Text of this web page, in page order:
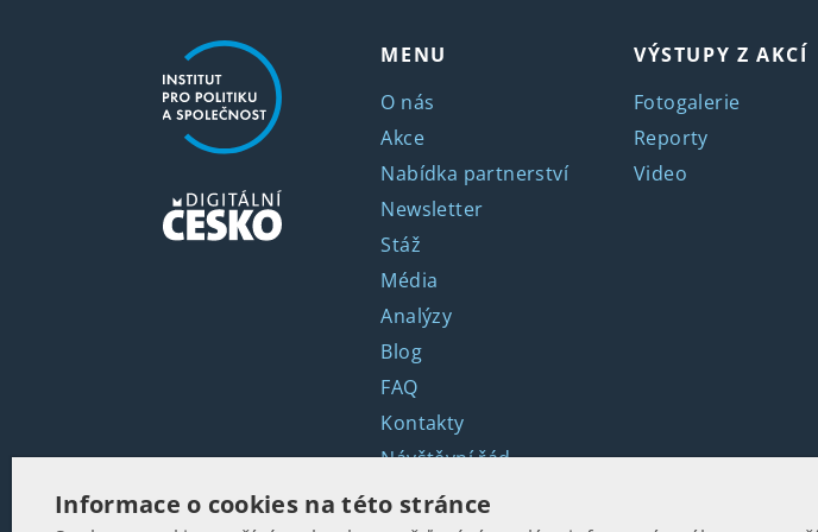
MENU
O nás
Akce
Nabídka partnerství
Newsletter
Stáž
Média
Analýzy
Blog
FAQ
Kontakty
Návštěvní řád
English
VÝSTUPY Z AKCÍ
Fotogalerie
Reporty
Video
Informace o cookies na této stránce